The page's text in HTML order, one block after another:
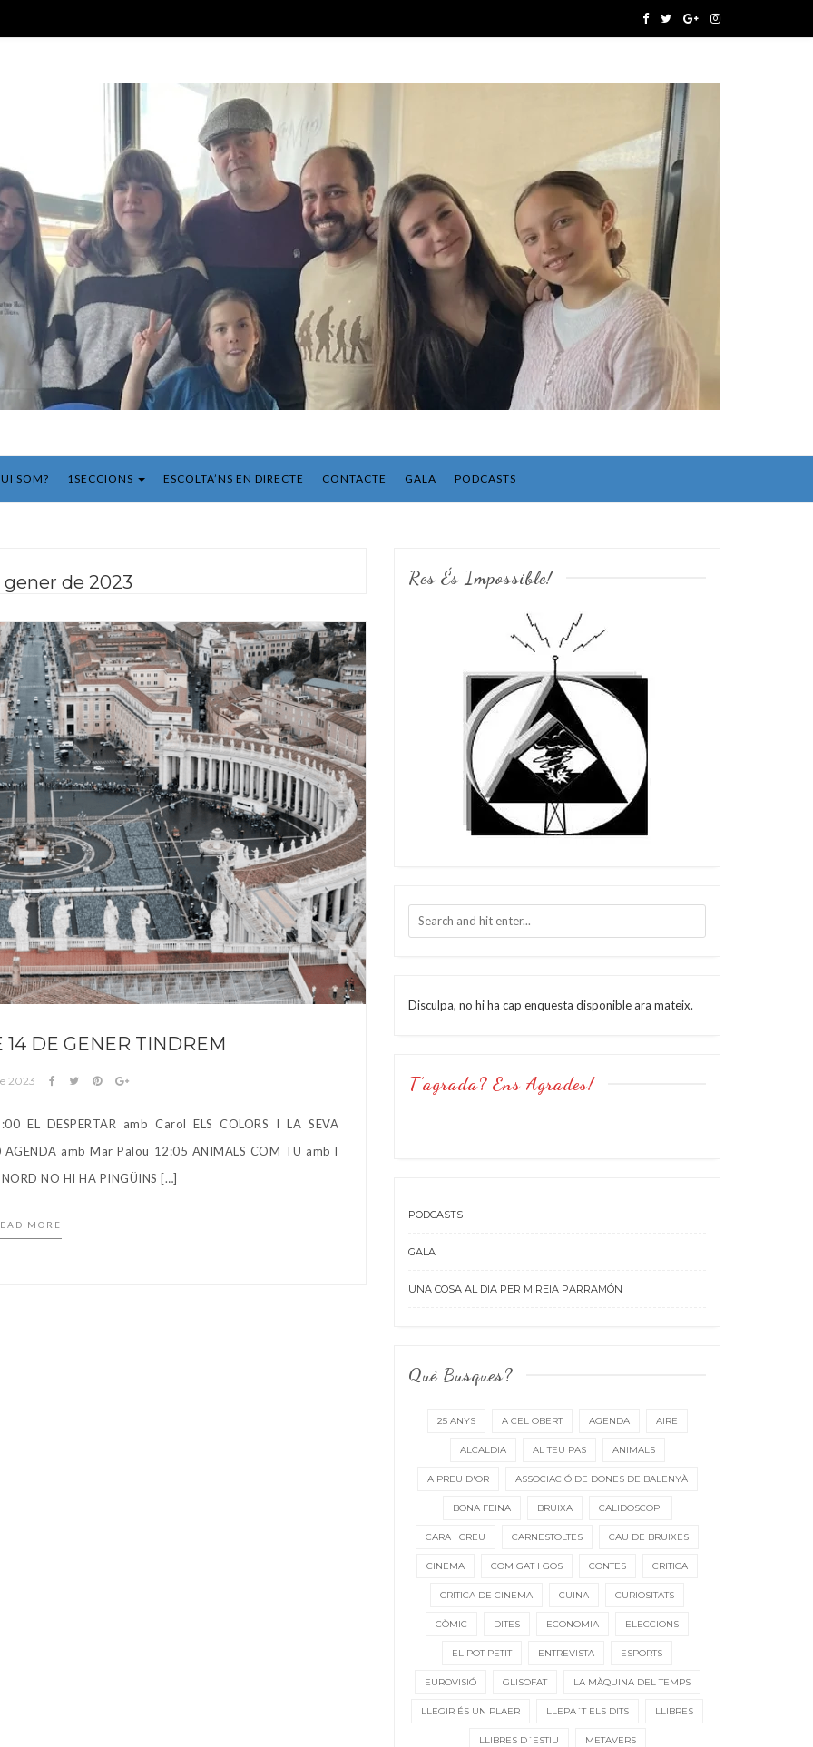
SOM? 1SECCIONS ESCOLTA’NS EN DIRECTE CONTACTE GALA PODCASTS
gener de 2023
14 DE GENER TINDREM
2023
EL DESPERTAR amb Carol ELS COLORS I LA SEVA
AGENDA amb Mar Palou 12:05 ANIMALS COM TU amb l
NO HI HA PINGÜINS […]
MORE
Res És Impossible!
Disculpa, no hi ha cap enquesta disponible ara mateix.
T’agrada? Ens Agrades!
PODCASTS
GALA
UNA COSA AL DIA PER MIREIA PARRAMÓN
Què Busques?
25 ANYS A CEL OBERT AGENDA AIRE
ALCALDIA AL TEU PAS ANIMALS
A PREU D'OR ASSOCIACIÓ DE DONES DE BALENYÀ
BONA FEINA BRUIXA CALIDOSCOPI
CARA I CREU CARNESTOLTES CAU DE BRUIXES
CINEMA COM GAT I GOS CONTES CRITICA
CRITICA DE CINEMA CUINA CURIOSITATS
CÒMIC DITES ECONOMIA ELECCIONS
EL POT PETIT ENTREVISTA ESPORTS
EUROVISIÓ GLISOFAT LA MÀQUINA DEL TEMPS
LLEGIR ÉS UN PLAER LLEPA´T ELS DITS LLIBRES
LLIBRES D´ESTIU METAVERS